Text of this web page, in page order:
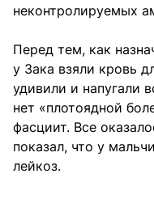
неконтролируемых
Перед тем, как
у Зака взяли кровь
удивили и напугали
нет «плотоядной
фасциит. Все
показал, что у
лейкоз.